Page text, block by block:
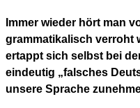
Immer wieder hört man
grammatikalisch verroht
ertappt sich selbst bei
eindeutig „falsches
unsere Sprache